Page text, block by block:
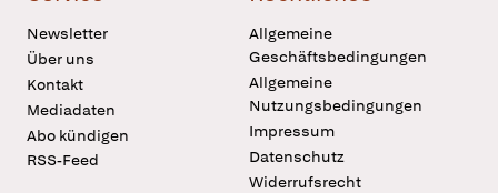
Newsletter
Über uns
Kontakt
Mediadaten
Abo kündigen
RSS-Feed
Allgemeine
Geschäftsbedingungen
Allgemeine
Nutzungsbedingungen
Impressum
Datenschutz
Widerrufsrecht